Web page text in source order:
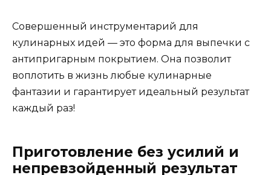
Совершенный инструментарий для
кулинарных идей — это форма для выпечки с
антипригарным покрытием. Она позволит
воплотить в жизнь любые кулинарные
фантазии и гарантирует идеальный результат
каждый раз!
Приготовление без усилий и
непревзойденный результат